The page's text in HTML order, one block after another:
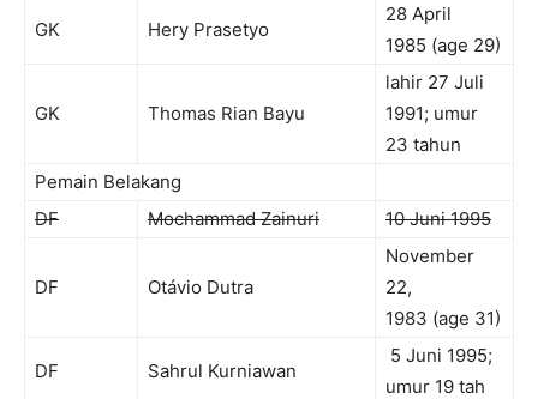
GK Hery Prasetyo
28 April
1985 (age 29)
GK Thomas Rian Bayu
lahir 27 Juli
1991; umur
23 tahun
Pemain Belakang
DF
Mochammad Zainuri 10 Juni 1995
DF Otávio Dutra
November
22,
1983 (age 31)
DF Sahrul Kurniawan
5 Juni 1995;
umur 19 tah